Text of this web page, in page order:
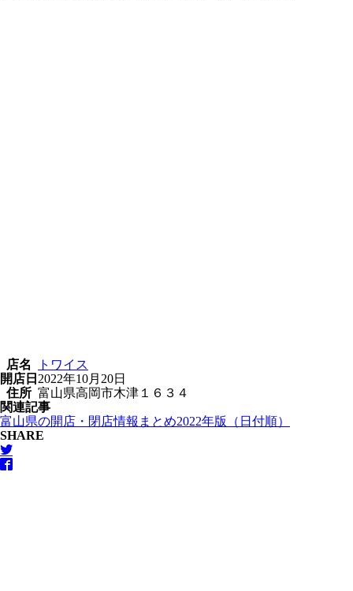
店名
トワイス
開店日 2022年10月20日
住所 富山県高岡市木津１６３４
関連記事
富山県の開店・閉店情報まとめ2022年版（日付順）
SHARE